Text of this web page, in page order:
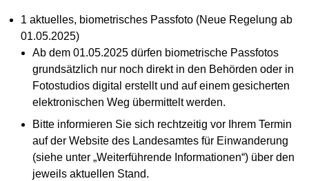
1 aktuelles, biometrisches Passfoto (Neue Regelung ab
01.05.2025)
Ab dem 01.05.2025 dürfen biometrische Passfotos
grundsätzlich nur noch direkt in den Behörden oder in
Fotostudios digital erstellt und auf einem gesicherten
elektronischen Weg übermittelt werden.
Bitte informieren Sie sich rechtzeitig vor Ihrem Termin
auf der Website des Landesamtes für Einwanderung
(siehe unter „Weiterführende Informationen“) über den
jeweils aktuellen Stand.